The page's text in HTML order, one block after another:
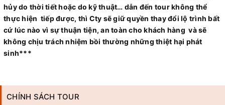
hủy do thời tiết hoặc do kỹ thuật… dẫn đến tour không thể
thực hiện tiếp được, thì Cty sẽ giữ quyền thay đổi lộ trình bất
cứ lúc nào vì sự thuận tiện, an toàn cho khách hàng và sẽ
không chịu trách nhiệm bồi thường những thiệt hại phát
sinh***
CHÍNH SÁCH TOUR